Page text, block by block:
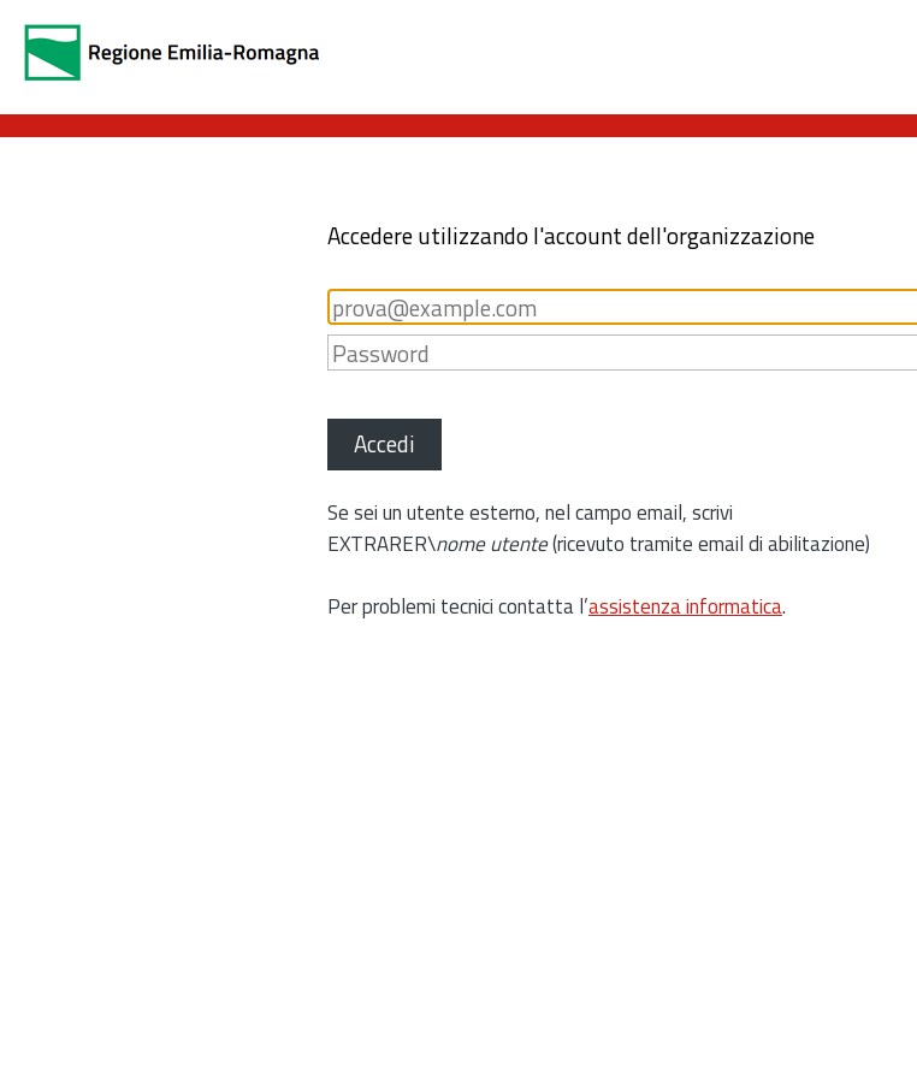
Accedere utilizzando l'account dell'organizzazione
Accedi
Se sei un utente esterno, nel campo email, scrivi
EXTRARER\nome utente(ricevuto tramite email di abilitazione)
Per problemi tecnici contatta l’assistenza informatica.